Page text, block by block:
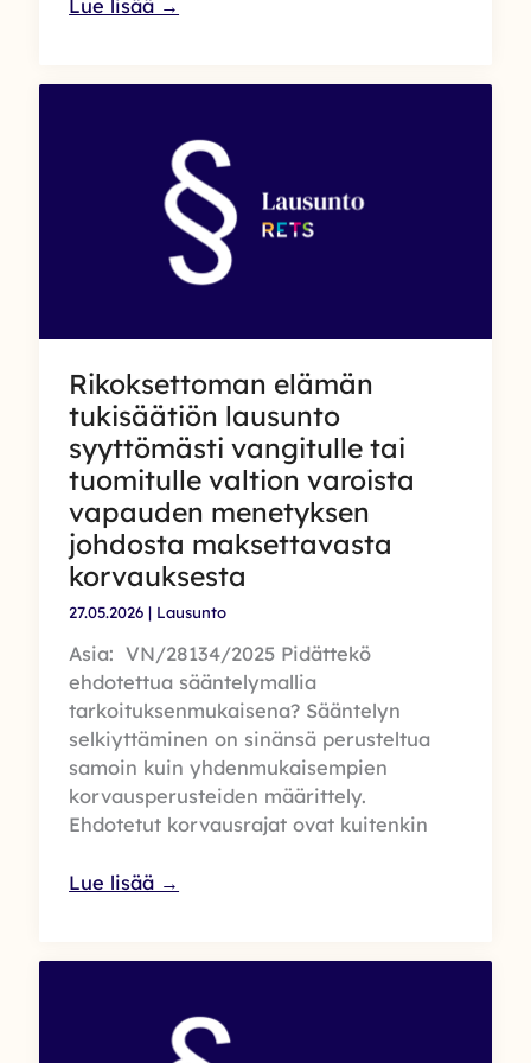
Rikoksettoman
lausunto
muuttamisesta
Lue lisää →
Rikoksettoman elämän
tukisäätiön lausunto
syyttömästi vangitulle tai
tuomitulle valtion varoista
vapauden menetyksen
johdosta maksettavasta
korvauksesta
27.05.2026| Lausunto
Asia: VN/28134/2025 Pidättekö
ehdotettua sääntelymallia
tarkoituksenmukaisena? Sääntelyn
selkiyttäminen on sinänsä perusteltua
samoin kuin yhdenmukaisempien
korvausperusteiden määrittely.
Ehdotetut korvausrajat ovat kuitenkin
Rikoksettoman
lausunto
Lue lisää →